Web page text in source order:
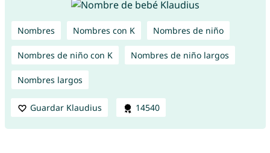
Nombres Nombres con K Nombres de niño
Nombres de niño con K Nombres de niño largos
Nombres largos
Guardar Klaudius 14540